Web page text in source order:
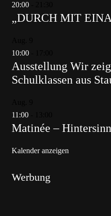
20:00
„DURCH MIT
10:00
Ausstellung Wir
Schulklassen aus
11:00
Matinée – Hintersinn
Kalender anzeigen
Werbung